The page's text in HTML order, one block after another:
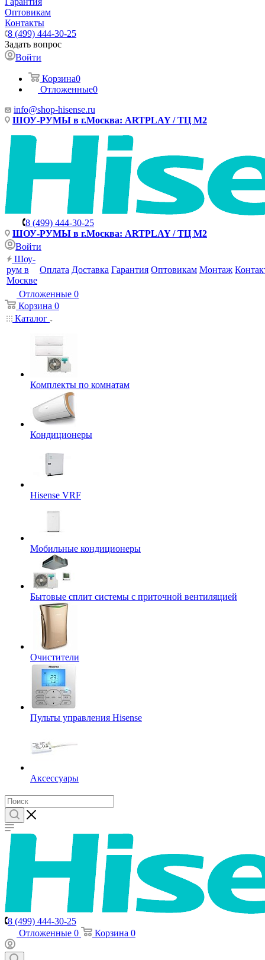
Оптовикам
Контакты
8 (499) 444-30-25
Задать вопрос
Войти
Корзина0
Отложенные0
info@shop-hisense.ru
ШОУ-РУМЫ в г.Москва: ARTPLAY / ТЦ М2
8 (499) 444-30-25
ШОУ-РУМЫ в г.Москва: ARTPLAY / ТЦ М2
Войти
Шоу-
рум в
Москве
Оплата Доставка Гарантия Оптовикам Монтаж
Отложенные 0
Корзина 0
Каталог
Комплекты по комнатам
Кондиционеры
Hisense VRF
Мобильные кондиционеры
Бытовые сплит системы с приточной вентиляцией
Очистители
Пульты управления Hisense
Аксессуары
8 (499) 444-30-25
Отложенные 0 Корзина 0